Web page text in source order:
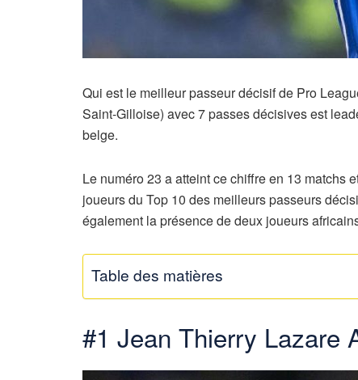
Qui est le meilleur passeur décisif de Pro
Saint-Gilloise) avec 7 passes décisives est
belge.
Le numéro 23 a atteint ce chiffre en 13 matchs
joueurs du Top 10 des meilleurs passeurs
également la présence de deux joueurs
Table des matières
#1 Jean Thierry Lazare